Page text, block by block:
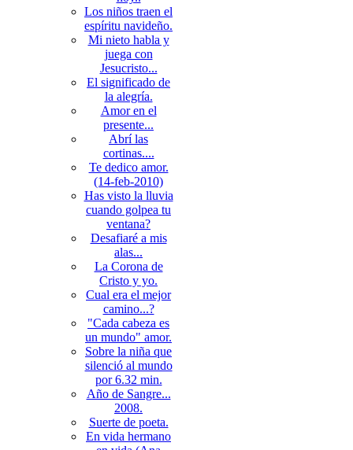
Los niños traen el
espíritu navideño.
Mi nieto habla y
juega con
Jesucristo...
El significado de
la alegría.
Amor en el
presente...
Abrí las
cortinas....
Te dedico amor.
(14-feb-2010)
Has visto la lluvia
cuando golpea tu
ventana?
Desafiaré a mis
alas...
La Corona de
Cristo y yo.
Cual era el mejor
camino...?
"Cada cabeza es
un mundo" amor.
Sobre la niña que
silenció al mundo
por 6.32 min.
Año de Sangre...
2008.
Suerte de poeta.
En vida hermano